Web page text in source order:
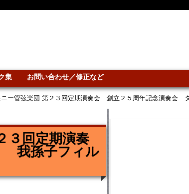
集 お問い合わせ／修正など
ニー管弦楽団 第２３回定期演奏会 創立２５周年記念演奏会
３回定期演奏
我孫子フィル